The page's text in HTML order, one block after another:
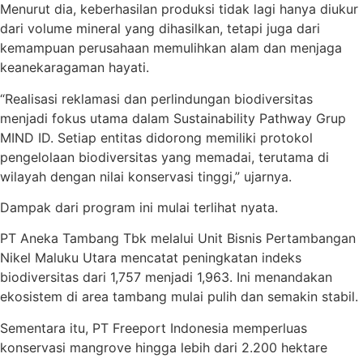
Menurut dia, keberhasilan produksi tidak lagi hanya diukur
dari volume mineral yang dihasilkan, tetapi juga dari
kemampuan perusahaan memulihkan alam dan menjaga
keanekaragaman hayati.
“Realisasi reklamasi dan perlindungan biodiversitas
menjadi fokus utama dalam Sustainability Pathway Grup
MIND ID. Setiap entitas didorong memiliki protokol
pengelolaan biodiversitas yang memadai, terutama di
wilayah dengan nilai konservasi tinggi,” ujarnya.
Dampak dari program ini mulai terlihat nyata.
PT Aneka Tambang Tbk melalui Unit Bisnis Pertambangan
Nikel Maluku Utara mencatat peningkatan indeks
biodiversitas dari 1,757 menjadi 1,963. Ini menandakan
ekosistem di area tambang mulai pulih dan semakin stabil.
Sementara itu, PT Freeport Indonesia memperluas
konservasi mangrove hingga lebih dari 2.200 hektare